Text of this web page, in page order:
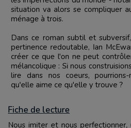
situation va alors se compliquer
ménage à trois.
Dans ce roman subtil et
pertinence redoutable, Ian
créer ce que l'on ne peut
mélancolique : Si nous
lire dans nos coeurs,
qu'elle aime ce qu'elle y trouve ?
Fiche de lecture
Nous imiter et nous perfectionner, un rêve narcissique ? Un